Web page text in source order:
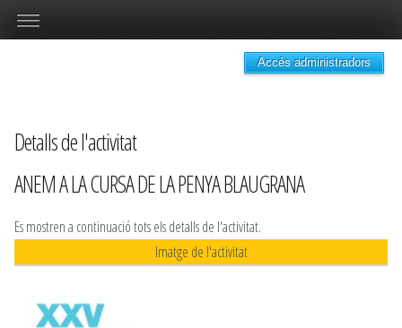
Accés administradors
Detalls de l'activitat
ANEM A LA CURSA DE LA PENYA BLAUGRANA
Es mostren a continuació tots els detalls de l'activitat.
Imatge de l'activitat